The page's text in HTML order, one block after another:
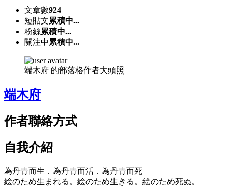
文章數924
短貼文累積中...
粉絲累積中...
關注中 累積中...
端木府 的部落格作者大頭照
端木府
作者聯絡方式
自我介紹
為丹青而生．為丹青而活．為丹青而死
絵のため生まれる。絵のため生きる。絵のため死ぬ。